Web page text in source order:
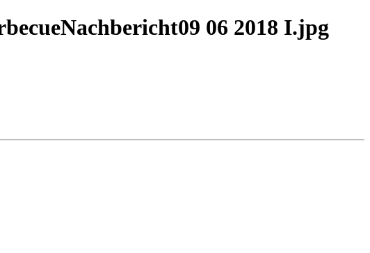
06 2018 I.jpg